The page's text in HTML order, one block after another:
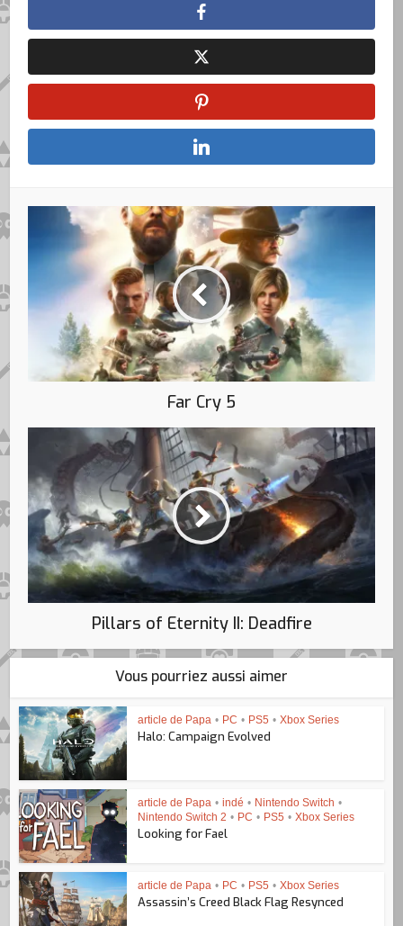
Far Cry 5
Pillars of Eternity II: Deadfire
Vous pourriez aussi aimer
article de Papa • PC • PS5 • Xbox Series
Halo: Campaign Evolved
article de Papa • indé • Nintendo Switch •
Nintendo Switch 2 • PC • PS5 • Xbox Series
Looking for Fael
article de Papa • PC • PS5 • Xbox Series
Assassin’s Creed Black Flag Resynced